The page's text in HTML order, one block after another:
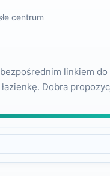
centrum
linkiem
Dobra